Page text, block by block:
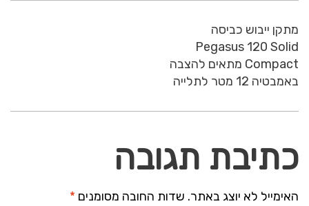
מתקן ייבוש כביסה
Pegasus 120 Solid
Compact מתאים להצבה
באמבטיה 12 מטר לתלייה
כתיבת תגובה
האימייל לא יוצג באתר. שדות החובה מסומנים *